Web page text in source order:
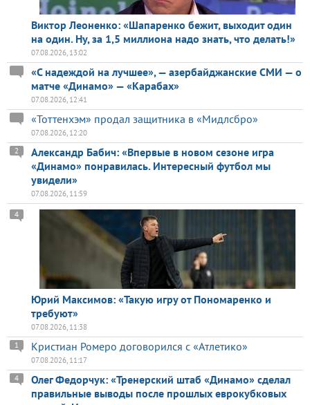
Виктор Леоненко: «Шапаренко бежит, выходит один
на один. Ну, за 1,5 миллиона надо знать, что делать!»
07.08.2026, 13:02
«С надеждой на лучшее», — азербайджанские СМИ — о
матче «Динамо» — «Карабах»
07.08.2026, 12:41
«Тоттенхэм» продал защитника в «Мидлсбро»
07.08.2026, 12:20
Александр Бабич: «Впервые в новом сезоне игра
«Динамо» понравилась. Интересный футбол мы
увидели»
2
07.08.2026, 11:59
Юрий Максимов: «Такую игру от Пономаренко и
требуют»
4
07.08.2026, 11:38
Кристиан Ромеро договорился с «Атлетико»
1
07.08.2026, 11:17
Олег Федорчук: «Тренерский штаб «Динамо» сделал
правильные выводы после прошлых еврокубковых
4